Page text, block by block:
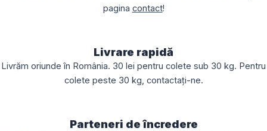
pagina contact!
Livrare rapidă
Livrăm oriunde în România. 30 lei pentru colete sub 30 kg. Pentru
colete peste 30 kg, contactați-ne.
Parteneri de încredere